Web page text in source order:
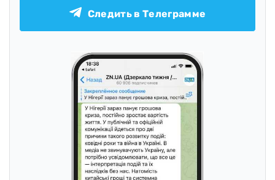
Следить в Телеграмме